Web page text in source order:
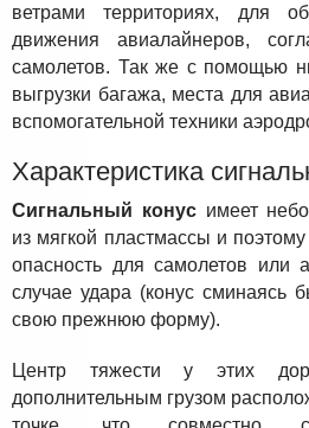
ветрами территориях, для
движения авиалайнеров,
самолетов. Так же с помощью
выгрузки багажа, места для
вспомогательной техники
Характеристика
Сигнальный конусимеет
из мягкой пластмассы и
опасность для самолетов или
случае удара (конус сминаясь
свою прежнюю форму).
Центр тяжести у этих
дополнительным грузом